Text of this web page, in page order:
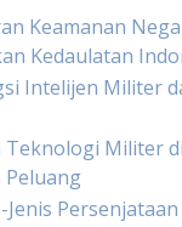
Keamanan
Kedaulatan
Intelijen Militer
Militer
Jenis